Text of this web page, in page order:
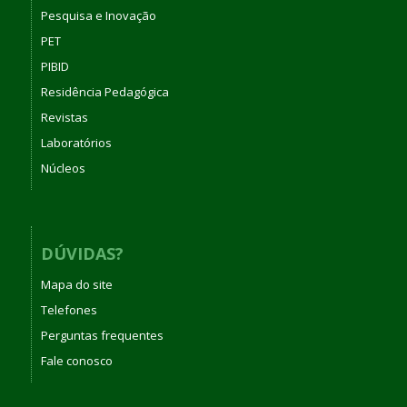
Pesquisa e Inovação
PET
PIBID
Residência Pedagógica
Revistas
Laboratórios
Núcleos
DÚVIDAS?
Mapa do site
Telefones
Perguntas frequentes
Fale conosco